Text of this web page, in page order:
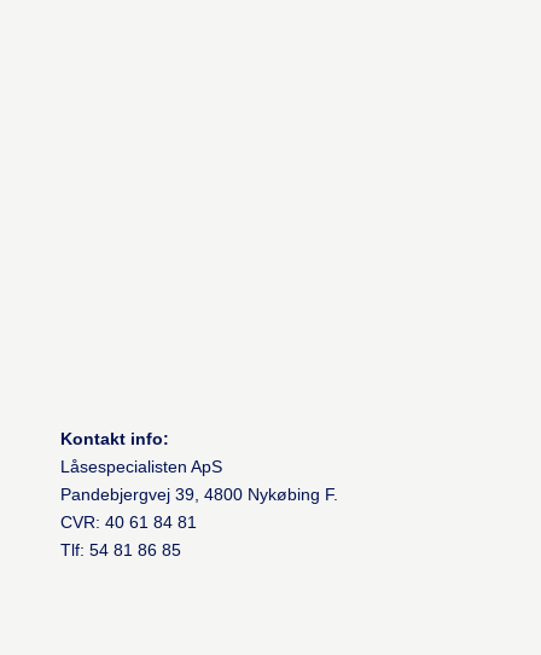
Kontakt info:
Låsespecialisten ApS
Pandebjergvej 39, 4800 Nykøbing F.
CVR: 40 61 84 81
Tlf: 54 81 86 85